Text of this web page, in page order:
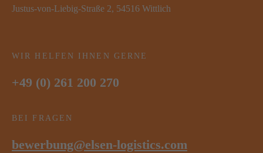
Justus-von-Liebig-Straße 2, 54516 Wittlich
WIR HELFEN IHNEN GERNE
+49 (0) 261 200 270
BEI FRAGEN
bewerbung@elsen-logistics.com